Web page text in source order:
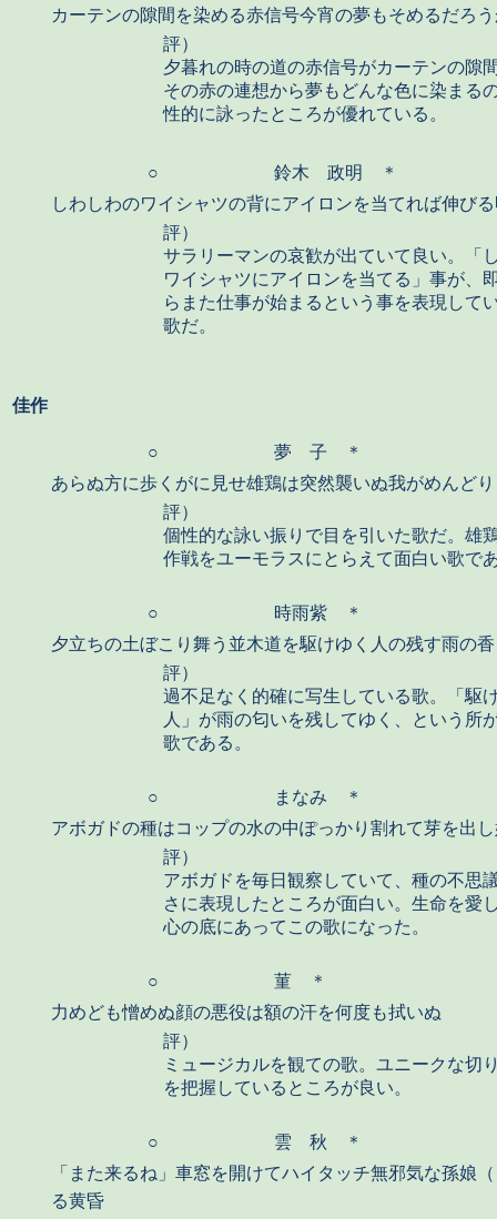
カーテンの隙間を染める赤信号今宵の夢もそめるだろ
評）
夕暮れの時の道の赤信号がカーテンの隙
その赤の連想から夢もどんな色に染まる
性的に詠ったところが優れている。
○
鈴木 政明 ＊
しわしわのワイシャツの背にアイロンを当てれば伸び
評）
サラリーマンの哀歓が出ていて良い。「
ワイシャツにアイロンを当てる」事が、
らまた仕事が始まるという事を表現して
歌だ。
佳作
○
夢 子 ＊
あらぬ方に歩くがに見せ雄鶏は突然襲いぬ我がめんど
評）
個性的な詠い振りで目を引いた歌だ。雄
作戦をユーモラスにとらえて面白い歌で
○
時雨紫 ＊
夕立ちの土ぼこり舞う並木道を駆けゆく人の残す雨の香
評）
過不足なく的確に写生している歌。「駆
人」が雨の匂いを残してゆく、という所
歌である。
○
まなみ ＊
アボガドの種はコップの水の中ぽっかり割れて芽を出
評）
アボガドを毎日観察していて、種の不思
さに表現したところが面白い。生命を愛
心の底にあってこの歌になった。
○
菫 ＊
力めども憎めぬ顔の悪役は額の汗を何度も拭いぬ
評）
ミュージカルを観ての歌。ユニークな切
を把握しているところが良い。
○
雲 秋 ＊
「また来るね」車窓を開けてハイタッチ無邪気な孫娘
る黄昏